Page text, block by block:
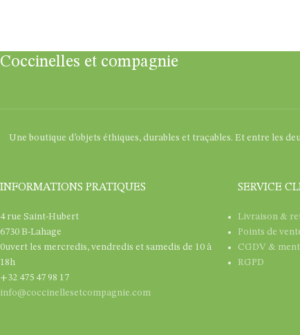
Coccinelles et compagnie
Une boutique d’objets éthiques, durables et traçables. Et entre les
INFORMATIONS PRATIQUES
4 rue Saint-Hubert
6730 B-Lahage
0uvert les mercredis, vendredis et samedis de 10 à
18h
+32 475 47 98 17
info@coccinellesetcompagnie.com
SERVICE
Livraison &
Points de
CGDV &
RGPD